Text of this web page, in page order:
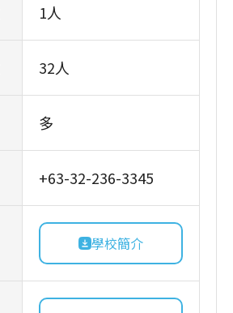
1人
32人
多
+63-32-236-3345
學校簡介